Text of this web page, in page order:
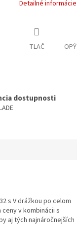
Detailné informácie
TLAČ
dostupnosti
s V drážkou po celom
v kombinácii s
aj tých najnáročnejších